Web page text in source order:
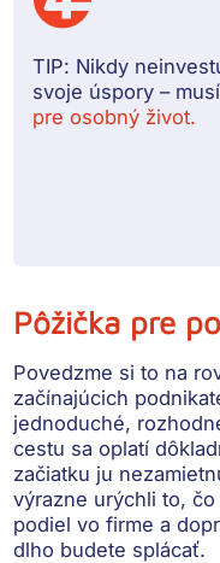
TIP: Nikdy
svoje úspory –
pre osobný život.
Pôžička pre
Povedzme si to na
začínajúcich
jednoduché,
cestu sa oplatí
začiatku ju
výrazne urýchli to,
podiel vo firme a
dlho budete splácať.